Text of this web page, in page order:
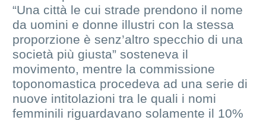
“Una città le cui strade prendono il nome
da uomini e donne illustri con la stessa
proporzione è senz’altro specchio di una
società più giusta” sosteneva il
movimento, mentre la commissione
toponomastica procedeva ad una serie di
nuove intitolazioni tra le quali i nomi
femminili riguardavano solamente il 10%